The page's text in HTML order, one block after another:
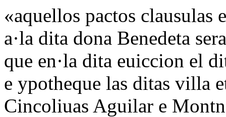
«aquellos pactos clausulas
a·la dita dona Benedeta
que en·la dita euiccion el
e ypotheque las ditas villa
Cincoliuas Aguilar e